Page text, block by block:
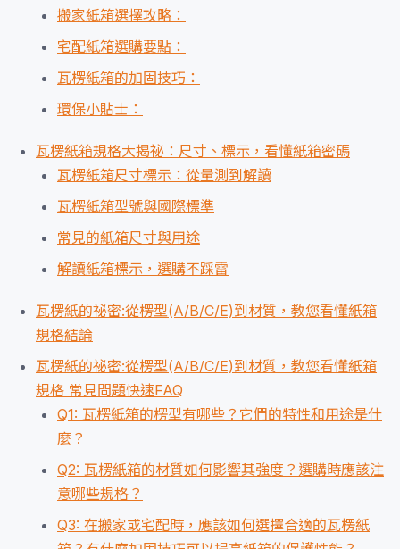
搬家紙箱選擇攻略：
宅配紙箱選購要點：
瓦楞紙箱的加固技巧：
環保小貼士：
瓦楞紙箱規格大揭祕：尺寸、標示，看懂紙箱密碼
瓦楞紙箱尺寸標示：從量測到解讀
瓦楞紙箱型號與國際標準
常見的紙箱尺寸與用途
解讀紙箱標示，選購不踩雷
瓦楞紙的祕密:從楞型(A/B/C/E)到材質，教您看懂紙箱
規格結論
瓦楞紙的祕密:從楞型(A/B/C/E)到材質，教您看懂紙箱
規格 常見問題快速FAQ
Q1: 瓦楞紙箱的楞型有哪些？它們的特性和用途是什
麼？
Q2: 瓦楞紙箱的材質如何影響其強度？選購時應該注
意哪些規格？
Q3: 在搬家或宅配時，應該如何選擇合適的瓦楞紙